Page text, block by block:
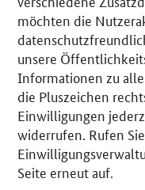
möchten die
unsere
Informationen zu
die Pluszeichen
Einwilligungen
widerrufen. Rufen
Seite erneut auf.